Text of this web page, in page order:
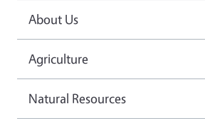
About Us
Agriculture
Natural Resources